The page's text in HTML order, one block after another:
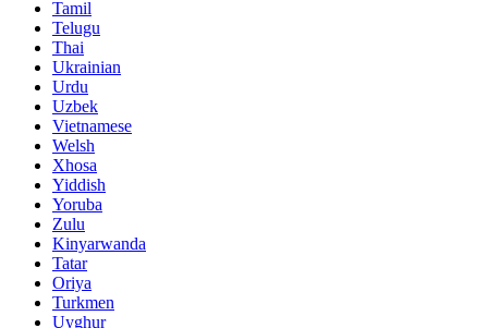
Tamil
Telugu
Thai
Ukrainian
Urdu
Uzbek
Vietnamese
Welsh
Xhosa
Yiddish
Yoruba
Zulu
Kinyarwanda
Tatar
Oriya
Turkmen
Uyghur